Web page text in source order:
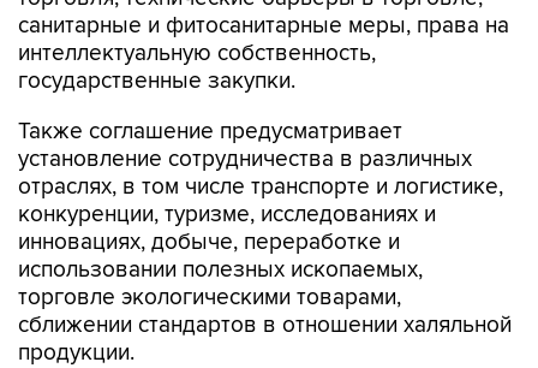
санитарные и фитосанитарные меры, права на
интеллектуальную собственность,
государственные закупки.
Также соглашение предусматривает
установление сотрудничества в различных
отраслях, в том числе транспорте и логистике,
конкуренции, туризме, исследованиях и
инновациях, добыче, переработке и
использовании полезных ископаемых,
торговле экологическими товарами,
сближении стандартов в отношении халяльной
продукции.